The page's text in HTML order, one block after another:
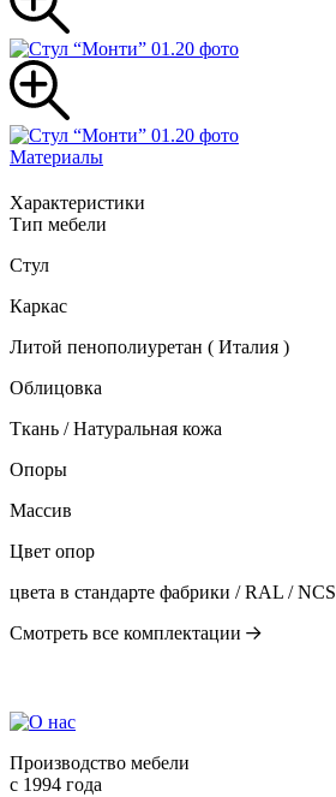
Материалы
Характеристики
Тип мебели
Стул
Каркас
Литой пенополиуретан ( Италия )
Облицовка
Ткань / Натуральная кожа
Опоры
Массив
Цвет опор
цвета в стандарте фабрики / RAL / NCS
Смотреть все комплектации
Производство мебели
с 1994 года